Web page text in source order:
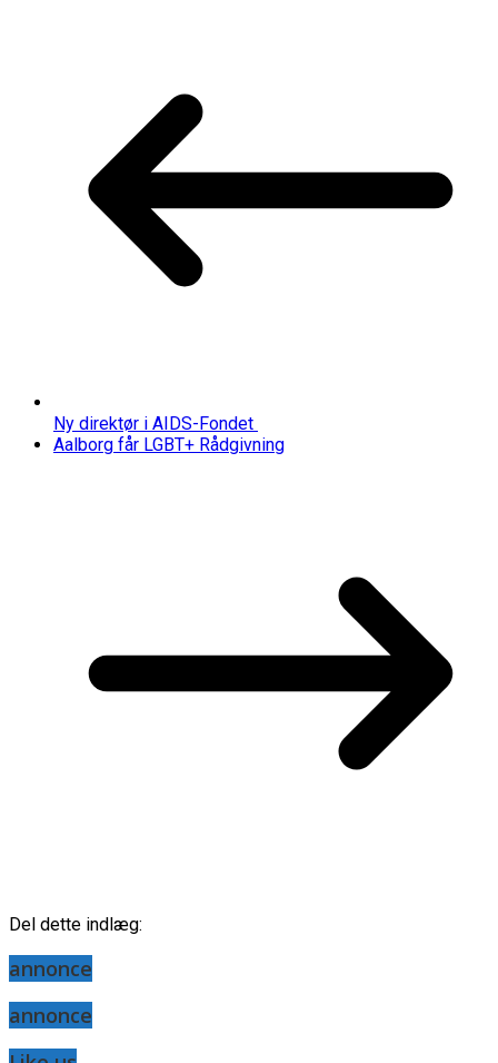
Ny direktør i AIDS-Fondet
Aalborg får LGBT+ Rådgivning
Del dette indlæg:
annonce
annonce